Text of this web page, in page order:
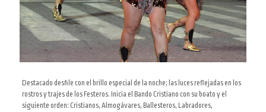
Destacado desfile con el brillo especial de la noche; las luces reflejadas en los
rostros y trajes de los Festeros. Inicia el Bando Cristiano con su boato y el
siguiente orden: Cristianos, Almogávares, Ballesteros, Labradores,